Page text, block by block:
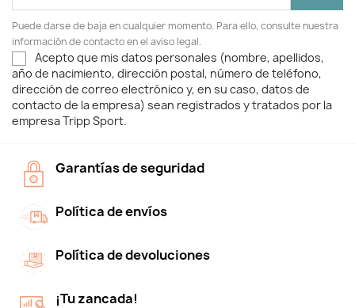
Puede darse de baja en cualquier momento. Para ello, consulte nuestra
información de contacto en el aviso legal.
Acepto que mis datos personales (nombre, apellidos,
año de nacimiento, dirección postal, número de teléfono,
dirección de correo electrónico y, en su caso, datos de
contacto de la empresa) sean registrados y tratados por la
empresa Tripp Sport.
Garantías de seguridad
Política de envíos
Política de devoluciones
¡Tu zancada!